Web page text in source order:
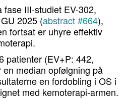
III-studiet EV-302,
2025 (abstract #664),
fortsat er uhyre effektiv
patienter (EV+P: 442,
median opfølgning på
en fordobling i OS i
med kemoterapi-armen.